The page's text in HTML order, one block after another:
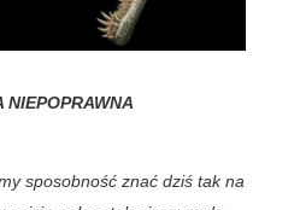
NIEPOPRAWNA
sposobność znać dziś tak na